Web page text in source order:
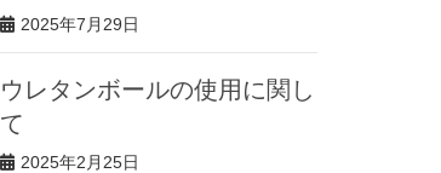
2025年7月29日
ウレタンボールの使用に関し
て
2025年2月25日